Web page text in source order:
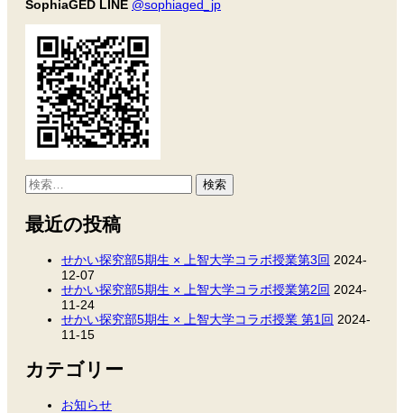
SophiaGED LINE @sophiaged_jp
検
索:
最近の投稿
せかい探究部5期生 × 上智大学コラボ授業第3回 2024-
12-07
せかい探究部5期生 × 上智大学コラボ授業第2回 2024-
11-24
せかい探究部5期生 × 上智大学コラボ授業 第1回 2024-
11-15
カテゴリー
お知らせ